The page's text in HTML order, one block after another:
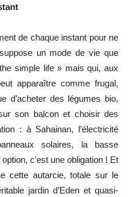
de chaque instant pour ne
un mode de vie que
simple life » mais qui, aux
apparaître comme frugal,
d’acheter des légumes bio,
son balcon et choisir des
: à Sahainan, l’électricité
solaires, la basse
c’est une obligation ! Et
cette autarcie, totale sur le
jardin d’Eden et quasi-